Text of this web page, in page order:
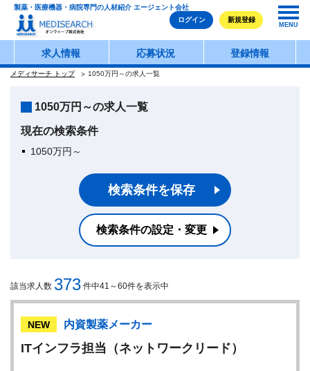
製薬・医療機器・病院専門の人材紹介 エージェント会社
ログイン
新規登録
MENU
求人情報 応募状況 登録情報
メディサーチ トップ 1050万円～の求人一覧
1050万円～の求人一覧
現在の検索条件
1050万円～
検索条件を保存
検索条件の設定・変更
該当求人数 373 件中41～60件を表示中
NEW 内資製薬メーカー
ITインフラ担当（ネットワークリード）